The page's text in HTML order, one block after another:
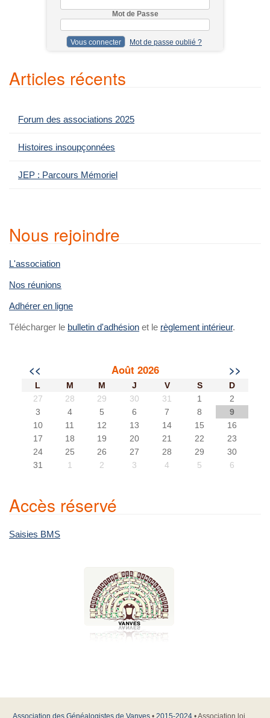
p
Mot de Passe
Mot de passe oublié ?
Articles récents
Forum des associations 2025
Histoires insoupçonnées
JEP : Parcours Mémoriel
Nous rejoindre
L'association
Nos réunions
Adhérer en ligne
Télécharger le bulletin d'adhésion et le règlement intérieur.
<< Août 2026 >>
L M M J V S
D
27
28 29 30 31 1
2
3
4 5 6 7 8
9
10
11 12 13 14 15
16
17
18 19 20 21 22
23
24
25 26 27 28 29
30
31
1 2 3 4 5 6
Accès réservé
Saisies BMS
Association des Généalogistes de Vanves • 2015-2024 • Association loi